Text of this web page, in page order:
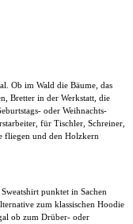
Ob im Wald die Bäume, das
Bretter in der Werkstatt, die
oder Weihnachts-
für Tischler, Schreiner,
fliegen und den Holzkern
punktet in Sachen
zum klassischen Hoodie
ob zum Drüber- oder